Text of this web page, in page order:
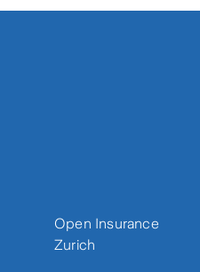
Open Insurance
Zurich